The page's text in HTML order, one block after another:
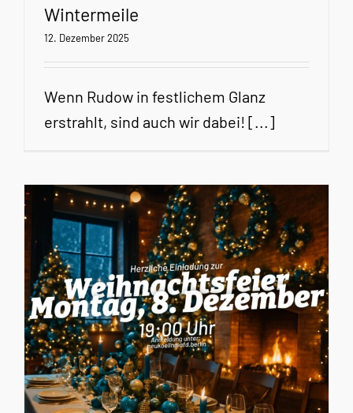
Wintermeile
12. Dezember 2025
Wenn Rudow in festlichem Glanz
erstrahlt, sind auch wir dabei! [...]